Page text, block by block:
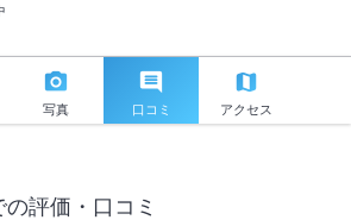
写真 口コミ アクセス
評価・口コミ